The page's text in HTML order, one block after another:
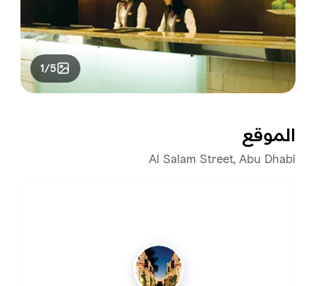
1/5
الموقع
Al Salam Street, Abu Dhabi